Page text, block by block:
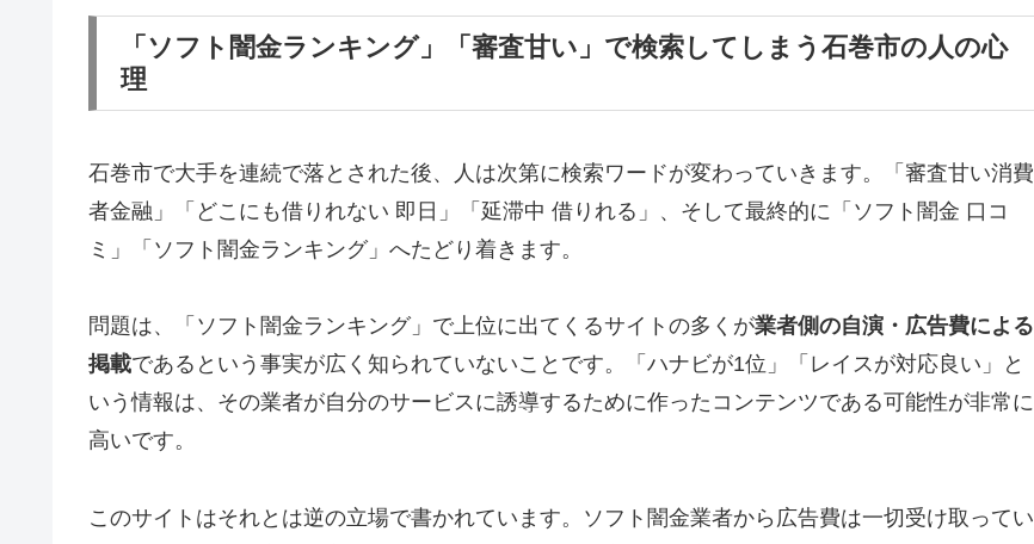
「ソフト闇金ランキング」「審査甘い」で検索してしまう石巻市の人の心
理
石巻市で大手を連続で落とされた後、人は次第に検索ワードが変わっていきます。「審査甘い消費
者金融」「どこにも借りれない 即日」「延滞中 借りれる」、そして最終的に「ソフト闇金 口コ
ミ」「ソフト闇金ランキング」へたどり着きます。
問題は、「ソフト闇金ランキング」で上位に出てくるサイトの多くが業者側の自演・広告費による
掲載であるという事実が広く知られていないことです。「ハナビが1位」「レイスが対応良い」と
いう情報は、その業者が自分のサービスに誘導するために作ったコンテンツである可能性が非常に
高いです。
このサイトはそれとは逆の立場で書かれています。ソフト闇金業者から広告費は一切受け取ってい